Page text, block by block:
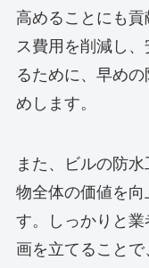
高めることにも
ス費用を削減し
るために、早め
めします。
また、ビルの防
物全体の価値を
す。しっかりと
画を立てること